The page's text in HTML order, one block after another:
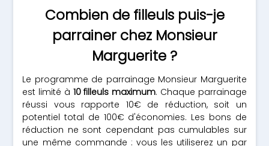
Combien de filleuls puis-je
parrainer chez Monsieur
Marguerite ?
Le programme de parrainage Monsieur Marguerite
est limité à 10 filleuls maximum. Chaque parrainage
réussi vous rapporte 10€ de réduction, soit un
potentiel total de 100€ d'économies. Les bons de
réduction ne sont cependant pas cumulables sur
une même commande : vous les utiliserez un par